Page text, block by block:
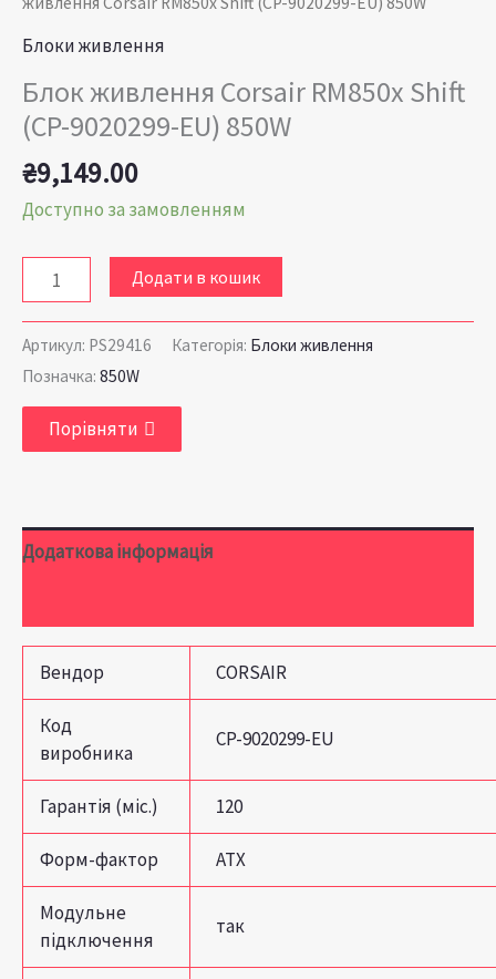
Блоки живлення
Блок живлення Corsair RM850x Shift
(CP-9020299-EU) 850W
₴9,149.00
Доступно за замовленням
Додати в кошик
Артикул: PS29416 Категорія: Блоки живлення
Позначка: 850W
Порівняти
Додаткова інформація
Вендор CORSAIR
Код
виробника
CP-9020299-EU
Гарантія (міс.) 120
Форм-фактор ATX
Модульне
підключення
так